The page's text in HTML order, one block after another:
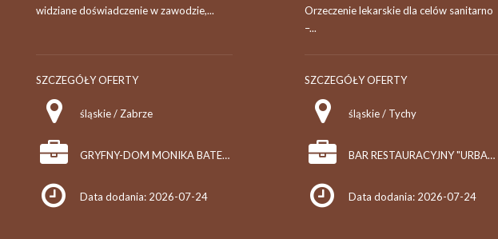
widziane doświadczenie w zawodzie,...
SZCZEGÓŁY OFERTY
śląskie / Zabrze
GRYFNY-DOM MONIKA BATELT
Data dodania: 2026-07-24
Orzeczenie lekarskie dla celów sanitarno
–...
SZCZEGÓŁY OFERTY
śląskie / Tychy
BAR RESTAURACYJNY "URBANOWICZANKA" JANUSZ SENCZEK
Data dodania: 2026-07-24